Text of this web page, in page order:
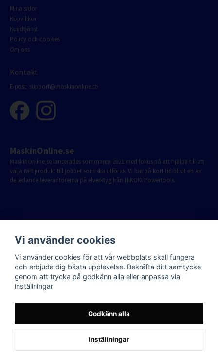
Mina sidor
Köpvillkor
Kundtjänst
Policy och cookies
Om oss
Kontakt
E-post: support@maskinonline.se
MaskinOnline.se
MaskinOnline.se lanserades sommaren 2021 med fokus på att hjälpa till att
välja rätt produkt till jobbet som ska utföras. Vi har på kort tid blivit en av
de ledande leverantörerna på elverktyg från HiKOKI Powertools.
Powered by Nyehandel AB
Vi använder cookies
Vi använder cookies för att vår webbplats skall fungera
och erbjuda dig bästa upplevelse. Bekräfta ditt samtycke
genom att trycka på godkänn alla eller anpassa via
inställningar
Godkänn alla
Inställningar